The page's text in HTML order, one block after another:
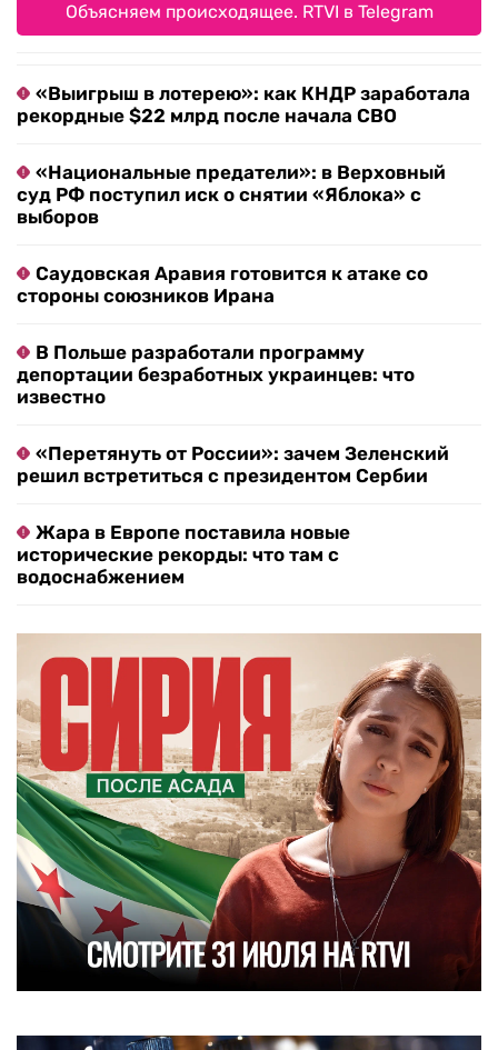
Объясняем происходящее. RTVI в Telegram
«Выигрыш в лотерею»: как КНДР заработала
рекордные $22 млрд после начала СВО
«Национальные предатели»: в Верховный
суд РФ поступил иск о снятии «Яблока» с
выборов
Саудовская Аравия готовится к атаке со
стороны союзников Ирана
В Польше разработали программу
депортации безработных украинцев: что
известно
«Перетянуть от России»: зачем Зеленский
решил встретиться с президентом Сербии
Жара в Европе поставила новые
исторические рекорды: что там с
водоснабжением